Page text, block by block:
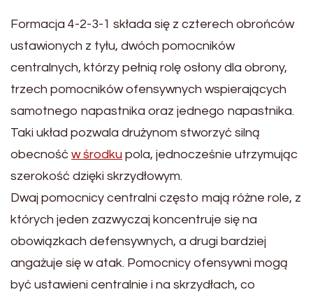
Formacja 4-2-3-1 składa się z czterech obrońców
ustawionych z tyłu, dwóch pomocników
centralnych, którzy pełnią rolę osłony dla obrony,
trzech pomocników ofensywnych wspierających
samotnego napastnika oraz jednego napastnika.
Taki układ pozwala drużynom stworzyć silną
obecność w środku pola, jednocześnie utrzymując
szerokość dzięki skrzydłowym.
Dwaj pomocnicy centralni często mają różne role, z
których jeden zazwyczaj koncentruje się na
obowiązkach defensywnych, a drugi bardziej
angażuje się w atak. Pomocnicy ofensywni mogą
być ustawieni centralnie i na skrzydłach, co